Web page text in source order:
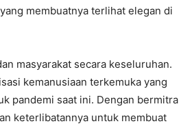
membuatnya terlihat elegan di
masyarakat secara keseluruhan.
kemanusiaan terkemuka yang
pandemi saat ini. Dengan bermitra
keterlibatannya untuk membuat